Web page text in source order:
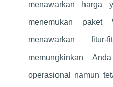
menawarkan harga
menemukan
menawarkan
memungkinkan
operasional namun